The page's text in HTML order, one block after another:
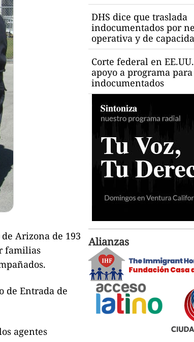
Arizona de 193
familias
de Entrada de
agentes
DHS dice que traslada
indocumentados por
operativa y de
Corte federal en
apoyo a programa
indocumentados
Alianzas